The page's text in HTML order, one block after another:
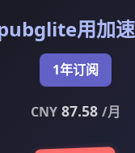
用加
1年订阅
CNY87.58 /月